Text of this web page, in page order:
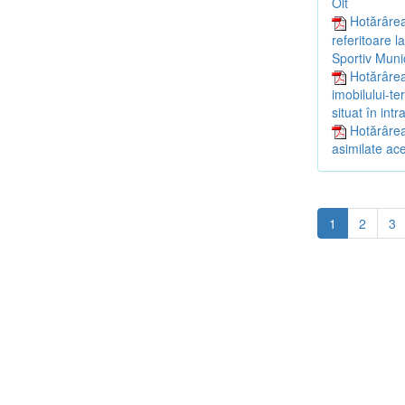
referitoare
Sportiv
imobilului-
situat în
asimilate
1 2 3